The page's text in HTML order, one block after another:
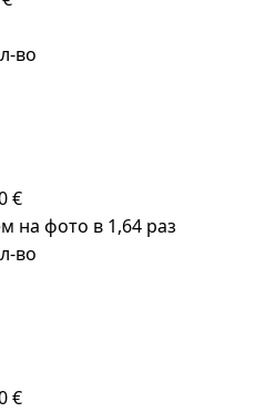
во
€
на фото в 1,64 раз
во
€